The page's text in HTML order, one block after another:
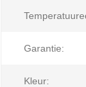
Garantie:
Kleur: